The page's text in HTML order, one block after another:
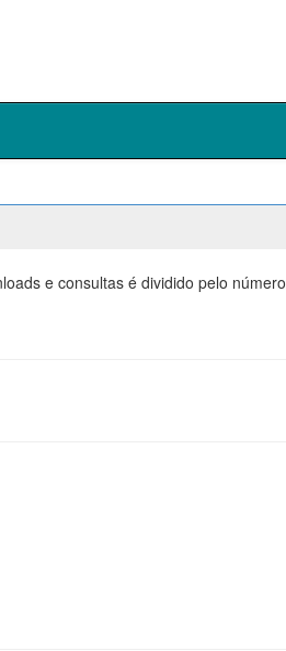
e consultas é dividido pelo